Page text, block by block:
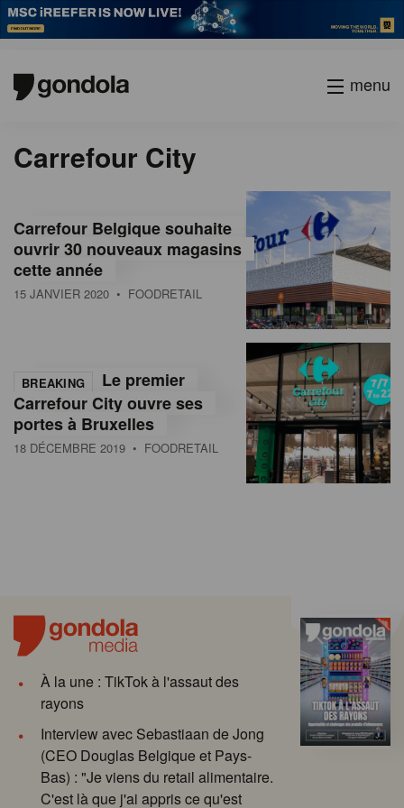
menu
Carrefour City
Carrefour Belgique souhaite
ouvrir 30 nouveaux magasins
cette année
15 JANVIER 2020 • FOODRETAIL
BREAKING
Le premier
Carrefour City ouvre ses
portes à Bruxelles
18 DÉCEMBRE 2019 • FOODRETAIL
À la une : TikTok à l'assaut des
rayons
Interview avec Sebastiaan de Jong
(CEO Douglas Belgique et Pays-
Bas) : "Je viens du retail alimentaire.
C'est là que j'ai appris ce qu'est